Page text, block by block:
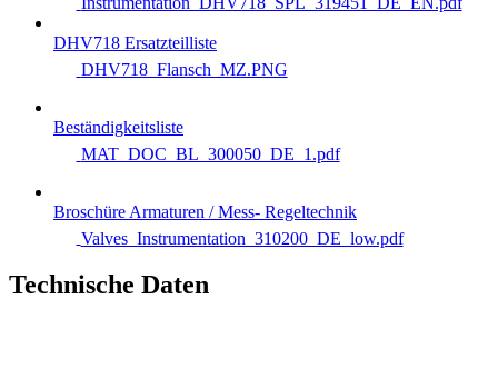
DHV718 Ersatzteilliste
DHV718_Flansch_MZ.PNG
Beständigkeitsliste
MAT_DOC_BL_300050_DE_1.pdf
Broschüre Armaturen / Mess- Regeltechnik
Valves_Instrumentation_310200_DE_low.pdf
Technische Daten